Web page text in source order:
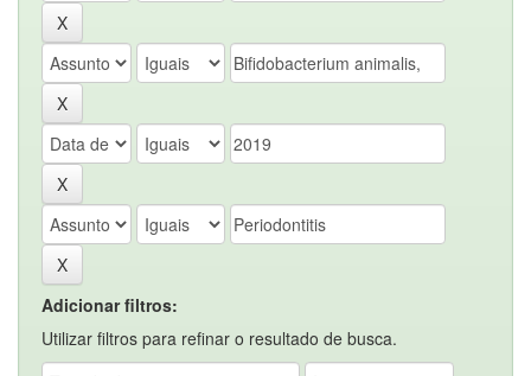
Adicionar filtros:
Utilizar filtros para refinar o resultado de busca.